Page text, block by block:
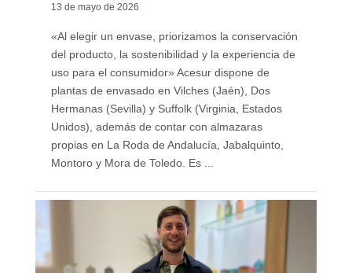
13 de mayo de 2026
«Al elegir un envase, priorizamos la conservación
del producto, la sostenibilidad y la experiencia de
uso para el consumidor» Acesur dispone de
plantas de envasado en Vilches (Jaén), Dos
Hermanas (Sevilla) y Suffolk (Virginia, Estados
Unidos), además de contar con almazaras
propias en La Roda de Andalucía, Jabalquinto,
Montoro y Mora de Toledo. Es ...